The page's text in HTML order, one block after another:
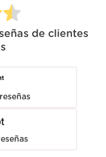
de clientes
reseñas